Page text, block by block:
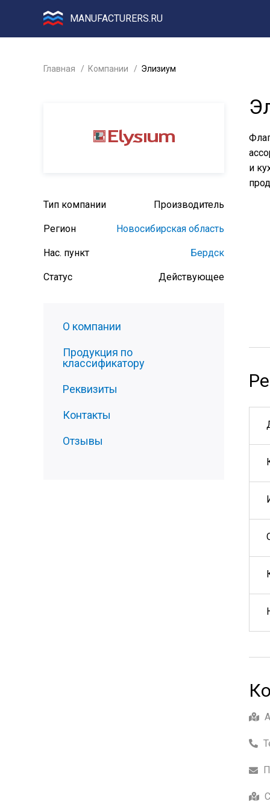
MANUFACTURERS.RU
Главная Компании Элизиум
Тип компании Производитель
Регион Новосибирская область
Нас. пункт Бердск
Статус Действующее
О компании
Продукция по
классификатору
Реквизиты
Контакты
Отзывы
и